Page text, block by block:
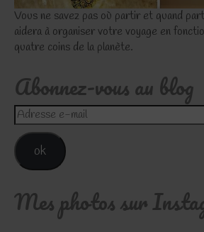
Vous ne savez pas où partir et quand
aidera à organiser votre voyage en
quatre coins de la planète.
Abonnez-vous au blog
Adresse
e-
mail
ok
Mes photos sur